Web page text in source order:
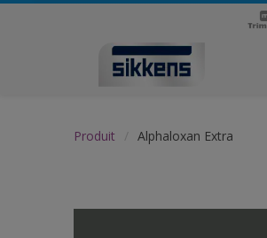
Produit Alphaloxan Extra